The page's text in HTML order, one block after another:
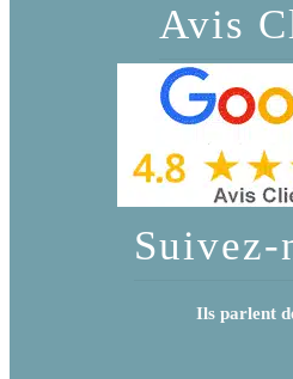
Avis
Suivez-
Ils parlent